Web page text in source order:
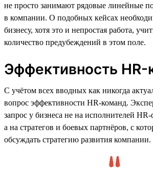
не просто занимают рядовые линейные
в компании. О подобных кейсах
бизнесу, хотя это и непростая работа,
количество предубеждений в этом поле.
Эффективность
С учётом всех вводных как никогда
вопрос эффективности HR-команд.
запрос у бизнеса не на исполнителей
а на стратегов и боевых партнёров, с
обсуждать стратегию развития компании.